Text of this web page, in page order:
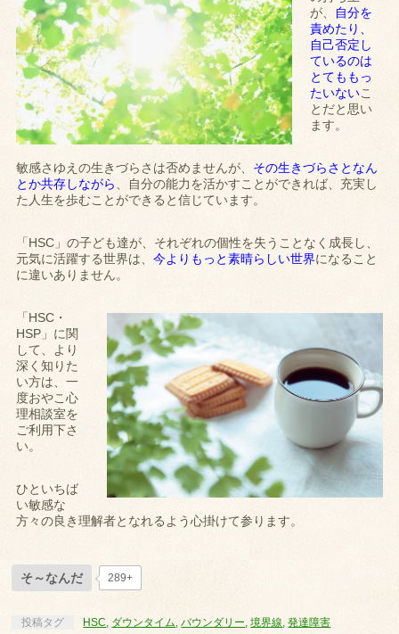
が、 自分を
責めたり、
自己否定し
ているのは
とてももっ
たいないこ
とだと思い
ます。
敏感さゆえの生きづらさは否めませんが、 その生きづらさとなん
とか共存しながら、自分の能力を活かすことができれば、充実し
た人生を歩むことができると信じています。
「HSC」の子ども達が、それぞれの個性を失うことなく成長し、
元気に活躍する世界は、今よりもっと素晴らしい世界になること
に違いありません。
「HSC・
HSP」に関
して、より
深く知りた
い方は、一
度おやこ心
理相談室を
ご利用下さ
い。
ひといちば
い敏感な
方々の良き理解者となれるよう心掛けて参ります。
そ～なんだ 289+
投稿タグ HSC, ダウンタイム,バウンダリー,境界線,発達障害